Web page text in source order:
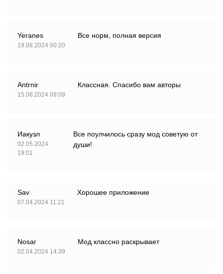
Yeranes
19.08.2024 00:20
Все норм, полная версия
Antrnir
15.06.2024 09:09
Классная. Спасибо вам авторы
Иакузл
02.05.2024
19:01
Все поулчилось сразу мод советую от
души!
Sav
07.04.2024 11:21
Хорошее приложение
Nosar
02.04.2024 14:39
Мод классно раскрывает